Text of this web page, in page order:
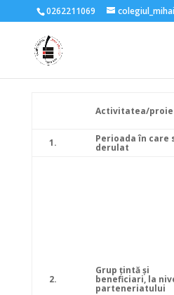
0262211069
Activitatea/
1.
Perioada în care
derulat
2.
Grup ţintă şi
beneficiari, la
parteneriatului